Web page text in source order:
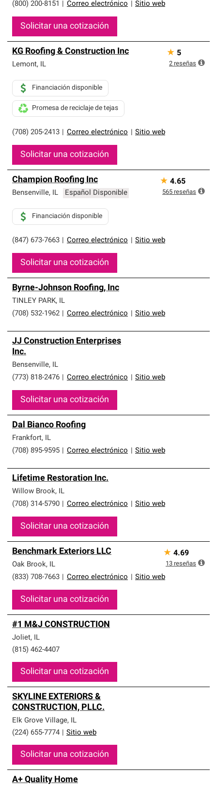
(800) 200-8151 Correo electrónico Sitio web
Solicitar una cotización
KG Roofing & Construction Inc
Lemont, IL
(708) 205-2413 Correo electrónico Sitio web
Financiación disponible
Promesa de reciclaje de tejas
Solicitar una cotización
★ 5
2 reseñas
Champion Roofing Inc
Bensenville, IL Español Disponible
(847) 673-7663 Correo electrónico Sitio web
Financiación disponible
Solicitar una cotización
★ 4.65
565 reseñas
Byrne-Johnson Roofing, Inc
TINLEY PARK, IL
(708) 532-1962
Correo electrónico Sitio web
JJ Construction Enterprises
Inc.
Bensenville, IL
(773) 818-2476
Correo electrónico Sitio web
Solicitar una cotización
Dal Bianco Roofing
Frankfort, IL
(708) 895-9595
Correo electrónico Sitio web
Lifetime Restoration Inc.
Willow Brook, IL
(708) 314-5790
Correo electrónico Sitio web
Solicitar una cotización
Benchmark Exteriors LLC
Oak Brook, IL
(833) 708-7663
Correo electrónico Sitio web
Solicitar una cotización
★ 4.69
13 reseñas
#1 M&J CONSTRUCTION
Joliet, IL
(815) 462-4407
Solicitar una cotización
SKYLINE EXTERIORS &
CONSTRUCTION, PLLC.
Elk Grove Village, IL
(224) 655-7774
Sitio web
Solicitar una cotización
A+ Quality Home